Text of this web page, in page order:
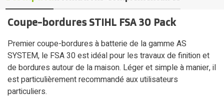
Coupe-bordures STIHL FSA 30 Pack
Premier coupe-bordures à batterie de la gamme AS
SYSTEM, le FSA 30 est idéal pour les travaux de finition et
de bordures autour de la maison. Léger et simple à manier, il
est particulièrement recommandé aux utilisateurs
particuliers.